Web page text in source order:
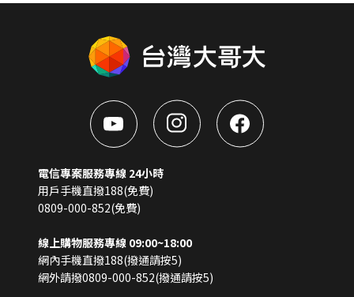
電信專案服務專線 24小時
用戶手機直撥188(免費)
0809-000-852(免費)
線上購物服務專線 09:00~18:00
網內手機直撥188(撥通請按5)
網外請撥0809-000-852(撥通請按5)